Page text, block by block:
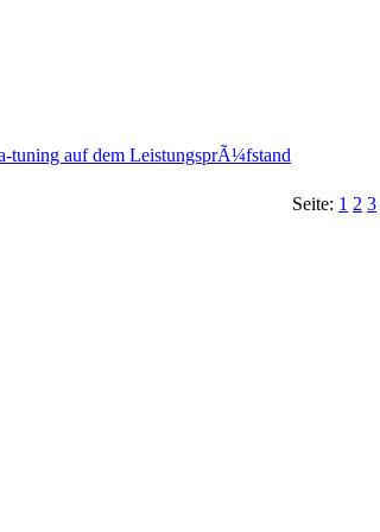
tuning auf dem LeistungsprÃ¼fstand
Seite: 1 2 3